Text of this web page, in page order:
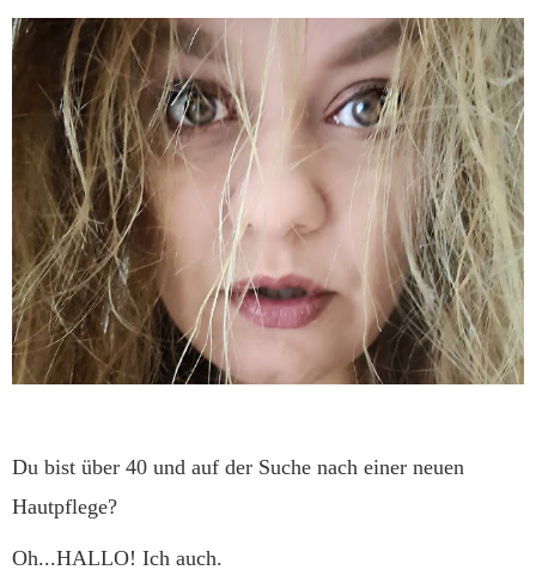
Du bist über 40 und auf der Suche nach einer neuen
Hautpflege?
Oh...HALLO! Ich auch.